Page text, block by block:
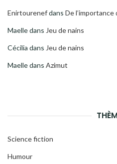
Enirtourenefdans De
Maelledans Jeu de nains
Cécilia dans Jeu de nains
Maelledans Azimut
Science fiction
Humour